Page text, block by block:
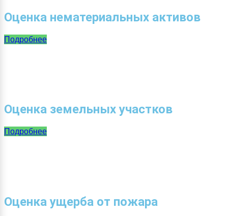
Оценка нематериальных активов
Подробнее
Оценка земельных участков
Подробнее
Оценка ущерба от пожара